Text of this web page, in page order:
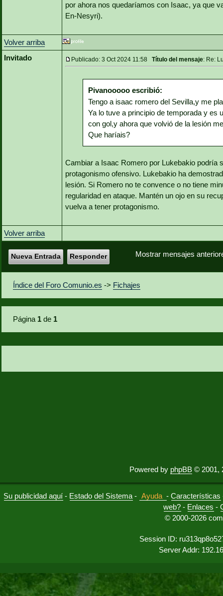
por ahora nos quedaríamos con Isaac, ya que
En-Nesyri).
Volver arriba
Invitado
Publicado: 3 Oct 2024 11:58 Título del mensaje: Re:
Pivanooooo escribió:
Tengo a isaac romero del Sevilla,y me
Ya lo tuve a principio de temporada y es
con gol,y ahora que volvió de la lesión
Que haríais?
Cambiar a Isaac Romero por Lukebakio podría
protagonismo ofensivo. Lukebakio ha
lesión. Si Romero no te convence o no tiene
regularidad en ataque. Mantén un ojo en su
vuelva a tener protagonismo.
Volver arriba
Mostrar mensajes
Nueva Entrada Responder
Índice del Foro Comunio.es -> Fichajes
Página 1 de 1
Powered by phpBB © 2001,
Su publicidad aquí - Estado del Sistema - Ayuda -Características
web? - Enlaces -
© 2000-2026
Session ID:
Server Addr: